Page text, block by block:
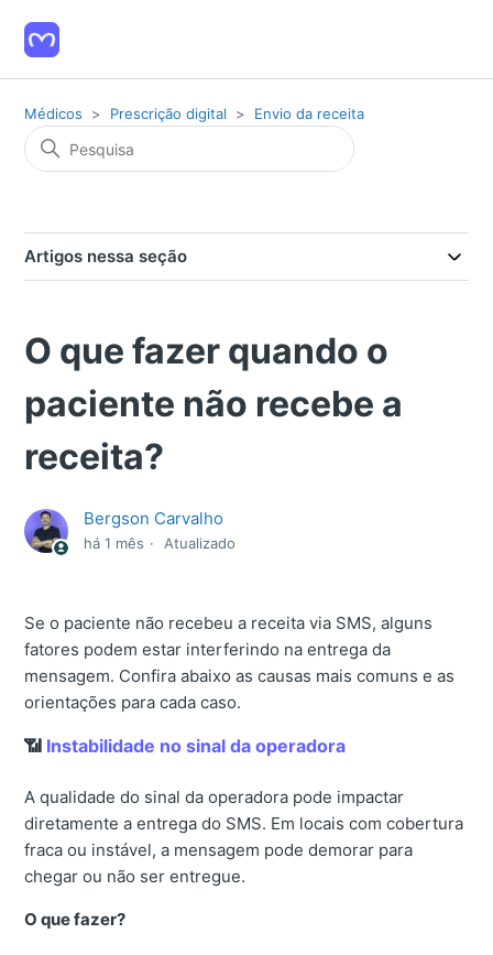
Médicos Prescrição digital Envio da receita
Artigos nessa seção
O que fazer quando o
paciente não recebe a
receita?
Bergson Carvalho
há 1 mês Atualizado
Se o paciente não recebeu a receita via SMS, alguns
fatores podem estar interferindo na entrega da
mensagem. Confira abaixo as causas mais comuns e as
orientações para cada caso.
📶 Instabilidade no sinal da operadora
A qualidade do sinal da operadora pode impactar
diretamente a entrega do SMS. Em locais com cobertura
fraca ou instável, a mensagem pode demorar para
chegar ou não ser entregue.
O que fazer?